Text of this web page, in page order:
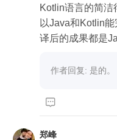
Kotlin语言的简
以Java和Kotlin
译后的成果都是
作者回复: 是的。

郑峰